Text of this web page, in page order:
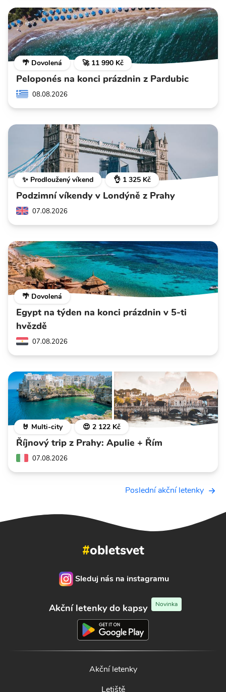
🌴 Dovolená 🚀 11 990 Kč
Peloponés na konci prázdnin z Pardubic
08.08.2026
✨ Prodloužený víkend 👌 1 325 Kč
Podzimní víkendy v Londýně z Prahy
07.08.2026
🌴 Dovolená
Egypt na týden na konci prázdnin v 5-ti
hvězdě
07.08.2026
🤘 Multi-city 😍 2 122 Kč
Říjnový trip z Prahy: Apulie + Řím
07.08.2026
Poslední akční letenky
#obletsvet
Sleduj nás na instagramu
Akční letenky do kapsy Novinka
Akční letenky
Letiště